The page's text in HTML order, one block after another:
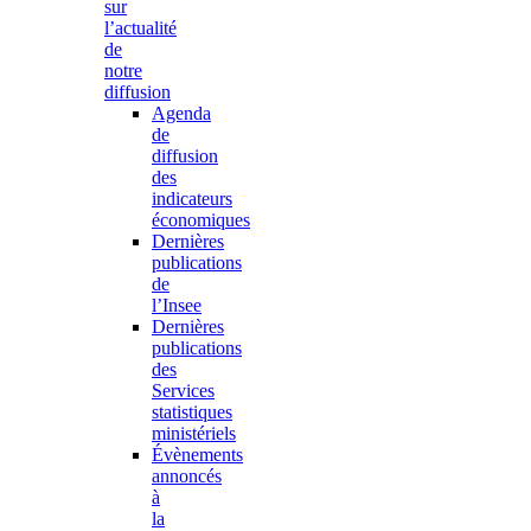
sur
l’actualité
de
notre
diffusion
Agenda
de
diffusion
des
indicateurs
économiques
Dernières
publications
de
l’Insee
Dernières
publications
des
Services
statistiques
ministériels
Évènements
annoncés
à
la